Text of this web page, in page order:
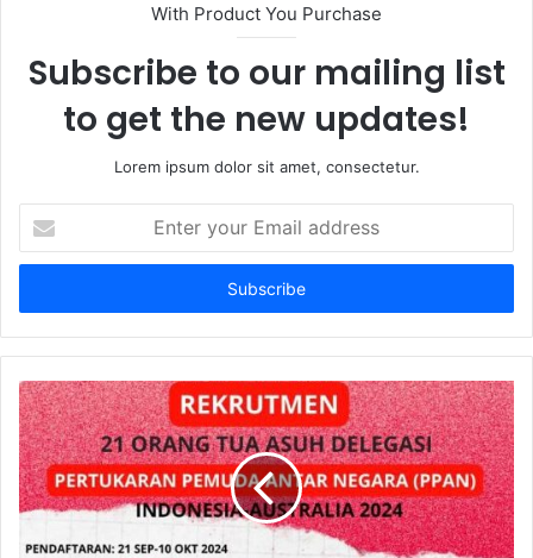
With Product You Purchase
Subscribe to our mailing list
to get the new updates!
Lorem ipsum dolor sit amet, consectetur.
your
Email